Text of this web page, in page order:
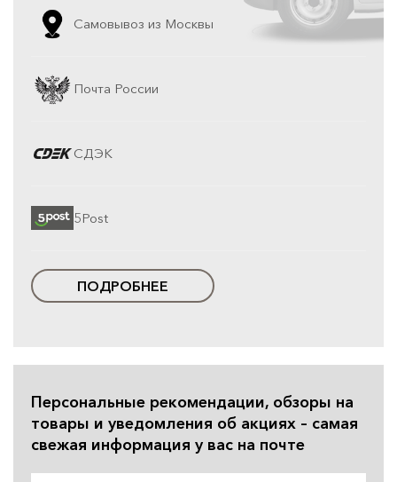
Самовывоз из Москвы
Почта России
СДЭК
5Post
ПОДРОБНЕЕ
Персональные рекомендации, обзоры на
товары и уведомления об акциях – самая
свежая информация у вас на почте